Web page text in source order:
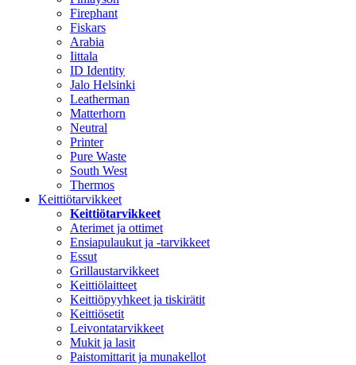
Firephant
Fiskars
Arabia
Iittala
ID Identity
Jalo Helsinki
Leatherman
Matterhorn
Neutral
Printer
Pure Waste
South West
Thermos
Keittiötarvikkeet
Keittiötarvikkeet
Aterimet ja ottimet
Ensiapulaukut ja -tarvikkeet
Essut
Grillaustarvikkeet
Keittiölaitteet
Keittiöpyyhkeet ja tiskirätit
Keittiösetit
Leivontatarvikkeet
Mukit ja lasit
Paistomittarit ja munakellot